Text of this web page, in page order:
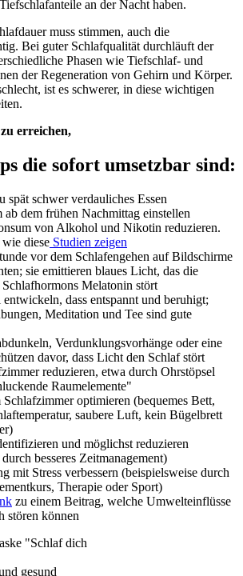
an der Nacht haben.
muss stimmen, auch die
Bei guter Schlafqualität durchläuft der
Phasen wie Tiefschlaf- und
der Regeneration von Gehirn und Körper.
ist es schwerer, in diese wichtigen
erreichen,
die sofort umsetzbar sind:
spät schwer verdauliches Essen
dem frühen Nachmittag einstellen
von Alkohol und Nikotin reduzieren.
diese Studien zeigen
vor dem Schlafengehen auf Bildschirme
sie emittieren blaues Licht, das die
Melatonin stört
dass entspannt und beruhigt;
Meditation und Tee sind gute
Verdunklungsvorhänge oder eine
davor, dass Licht den Schlaf stört
reduzieren, etwa durch Ohrstöpsel
Raumelemente"
optimieren (bequemes Bett,
saubere Luft, kein Bügelbrett
und möglichst reduzieren
besseres Zeitmanagement)
mit Stress verbessern (beispielsweise durch
Therapie oder Sport)
zu einem Beitrag, welche Umwelteinflüsse
stören können
gesund